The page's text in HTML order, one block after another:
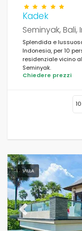
Kadek
Seminyak,
Splendida e
Indonesia, per 10
residenziale vicino
Seminyak.
Chiedere prezzi
10
VILLA
Previous